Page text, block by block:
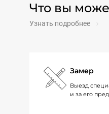
Что вы
Узнать подробнее
Замер
Выезд
и за его